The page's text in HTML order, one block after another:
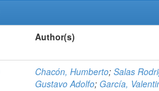
Author(s)
Chacón, Humberto; Salas
Gustavo Adolfo; García,